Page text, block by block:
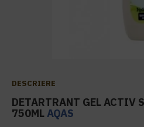
DESCRIERE
DETARTRANT GEL ACTIV
750MLAQAS